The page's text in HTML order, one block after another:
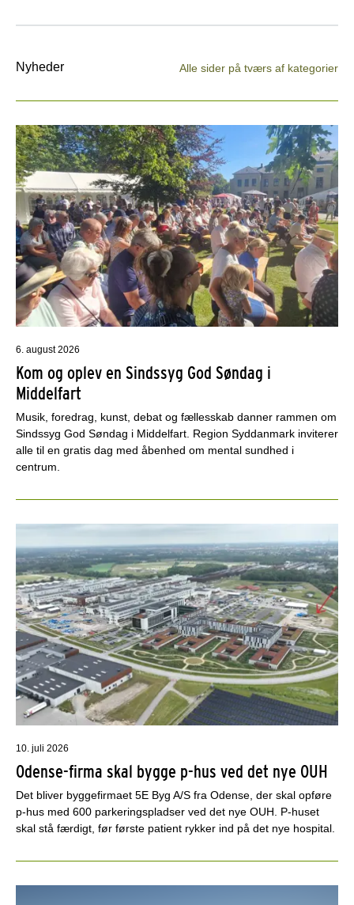
Nyheder Alle sider på tværs af kategorier
6. august 2026
Kom og oplev en Sindssyg God Søndag i
Middelfart
Musik, foredrag, kunst, debat og fællesskab danner rammen om
Sindssyg God Søndag i Middelfart. Region Syddanmark inviterer
alle til en gratis dag med åbenhed om mental sundhed i
centrum.
10. juli 2026
Odense-firma skal bygge p-hus ved det nye OUH
Det bliver byggefirmaet 5E Byg A/S fra Odense, der skal opføre
p-hus med 600 parkeringspladser ved det nye OUH. P-huset
skal stå færdigt, før første patient rykker ind på det nye hospital.